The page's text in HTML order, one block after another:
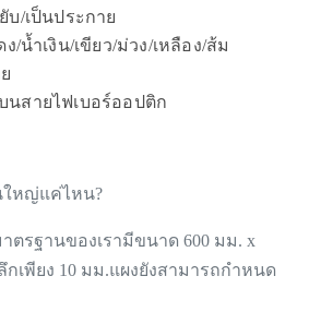
บ/เป็นประกาย
/น้ำเงิน/เขียว/ม่วง/เหลือง/ส้ม
นสายไฟเบอร์ออปติก
ใหญ่แค่ไหน?
ตรฐานของเรามีขนาด 600 มม. x
เพียง 10 มม.แผงยังสามารถกำหนด